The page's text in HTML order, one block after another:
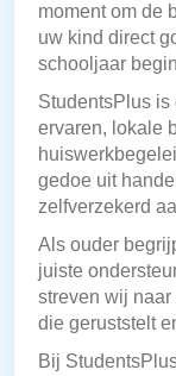
moment om de
uw kind direct
schooljaar
StudentsPlus is
ervaren, lokale
gedoe uit
zelfverzekerd
Als ouder
juiste
streven wij
die geruststelt
Bij